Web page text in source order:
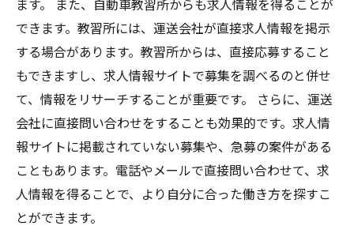
ます。 また、自動車教習所からも求人情報を得ることが
できます。教習所には、運送会社が直接求人情報を掲示
する場合があります。教習所からは、直接応募すること
もできますし、求人情報サイトで募集を調べるのと併せ
て、情報をリサーチすることが重要です。 さらに、運送
会社に直接問い合わせをすることも効果的です。求人情
報サイトに掲載されていない募集や、急募の案件がある
こともあります。電話やメールで直接問い合わせて、求
人情報を得ることで、より自分に合った働き方を探すこ
とができます。